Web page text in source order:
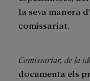
la seva manera
comissariat.
Comissariar, de la
documenta els